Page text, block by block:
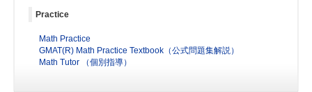
Practice
Math Practice
GMAT(R) Math Practice Textbook（公式問題集解説）
Math Tutor （個別指導）